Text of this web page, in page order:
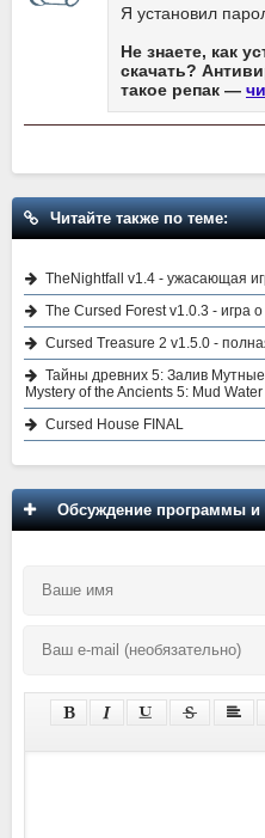
Я установил
Не знаете, как
скачать?
такое репак —
Читайте также по теме:
TheNightfall v1.4 - ужасающая
The Cursed Forest v1.0.3 - игра
Cursed Treasure 2 v1.5.0 -
Тайны древних 5: Залив
Mystery of the Ancients 5: Mud
Cursed House FINAL
Обсуждение программы и